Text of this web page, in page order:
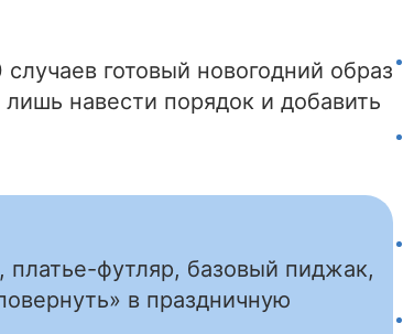
готовый новогодний образ
навести порядок и добавить
футляр, базовый пиджак,
в праздничную